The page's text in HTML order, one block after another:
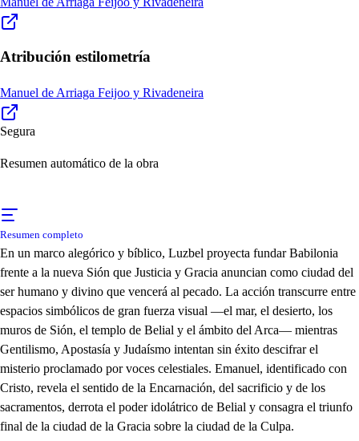
Atribución estilometría
Manuel de Arriaga Feijoo y Rivadeneira
Segura
Resumen automático de la obra
Resumen completo
En un marco alegórico y bíblico, Luzbel proyecta fundar Babilonia
frente a la nueva Sión que Justicia y Gracia anuncian como ciudad del
ser humano y divino que vencerá al pecado. La acción transcurre entre
espacios simbólicos de gran fuerza visual —el mar, el desierto, los
muros de Sión, el templo de Belial y el ámbito del Arca— mientras
Gentilismo, Apostasía y Judaísmo intentan sin éxito descifrar el
misterio proclamado por voces celestiales. Emanuel, identificado con
Cristo, revela el sentido de la Encarnación, del sacrificio y de los
sacramentos, derrota el poder idolátrico de Belial y consagra el triunfo
final de la ciudad de la Gracia sobre la ciudad de la Culpa.